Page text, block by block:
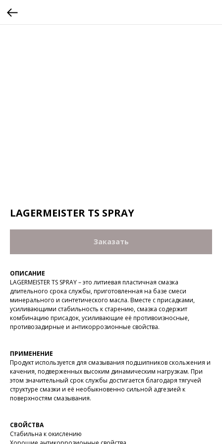
LAGERMEISTER TS SPRAY
Заказать
ОПИСАНИЕ
LAGERMEISTER TS SPRAY – это литиевая пластичная смазка
длительного срока службы, приготовленная на базе смеси
минерального и синтетического масла. Вместе с присадками,
усиливающими стабильность к старению, смазка содержит
комбинацию присадок, усиливающие её противоизносные,
противозадирные и антикоррозионные свойства.
ПРИМЕНЕНИЕ
Продукт используется для смазывания подшипников скольжения и
качения, подверженных высоким динамическим нагрузкам. При
этом значительный срок службы достигается благодаря тягучей
структуре смазки и её необыкновенно сильной адгезией к
поверхностям смазывания.
СВОЙСТВА
Стабильна к окислению